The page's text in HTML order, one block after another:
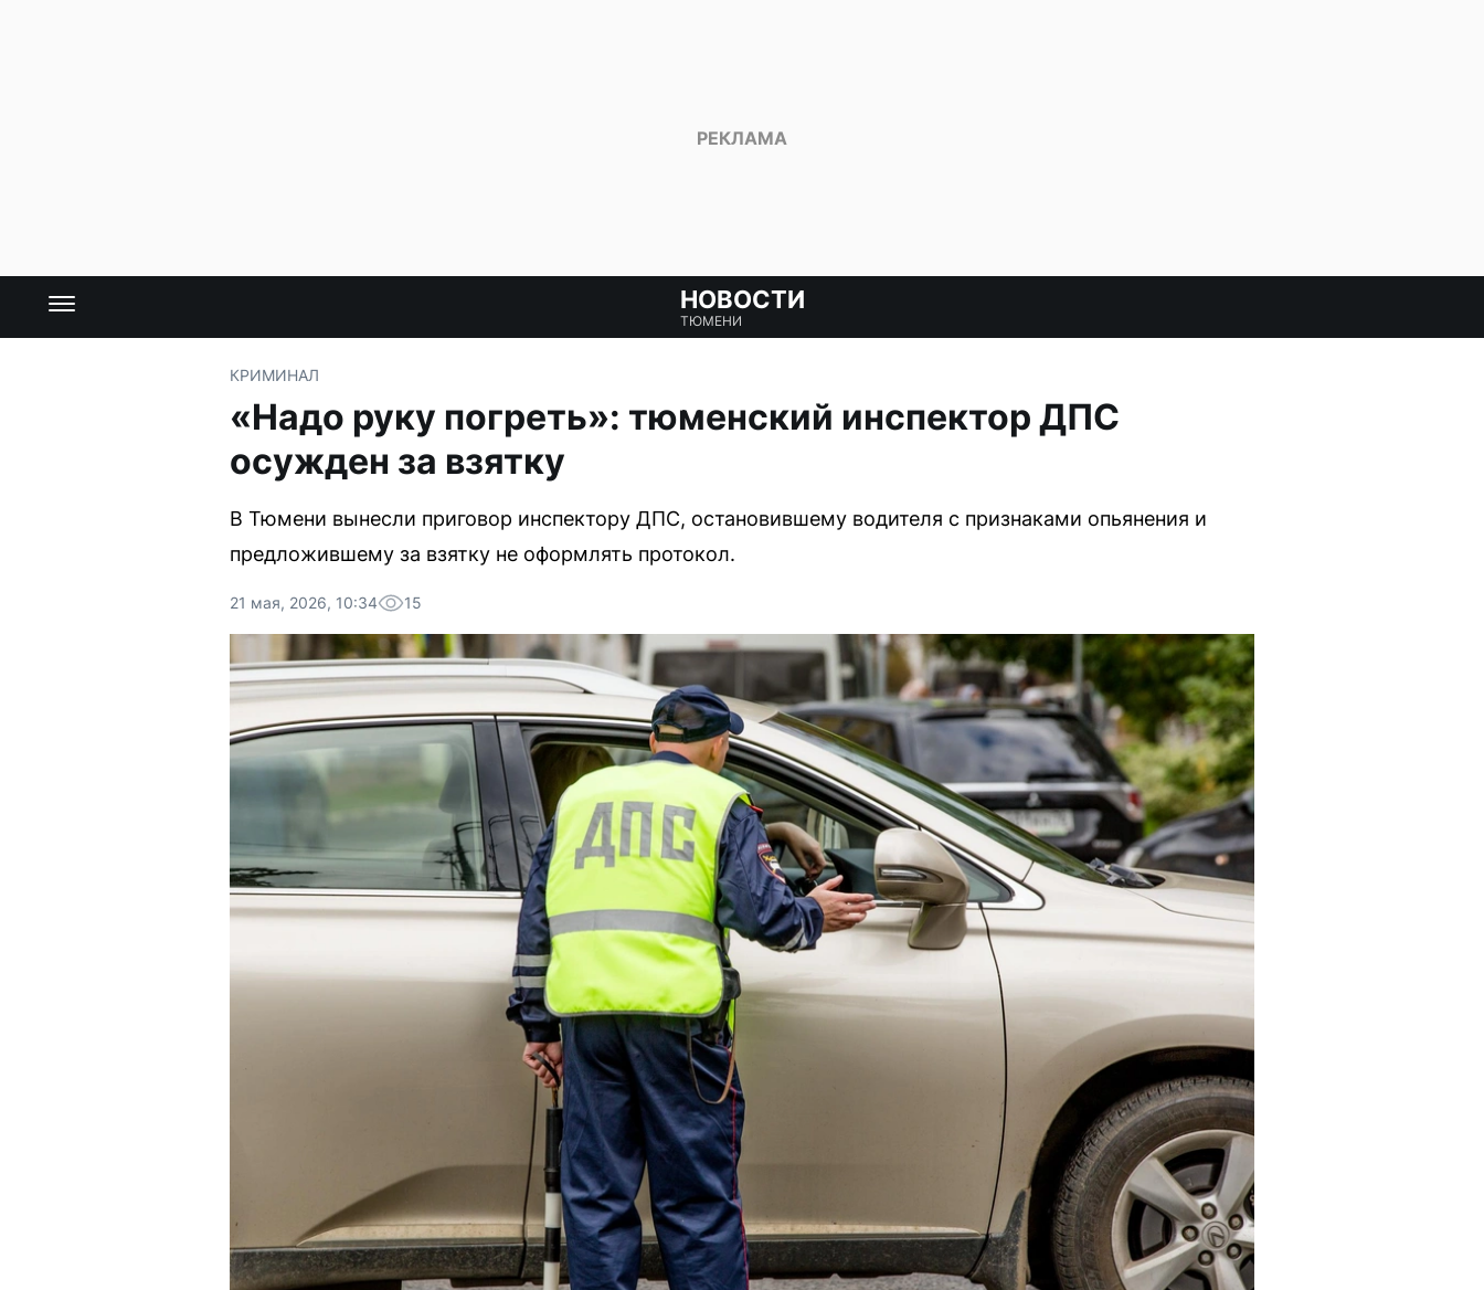
НОВОСТИ
ТЮМЕНИ
КРИМИНАЛ
«Надо руку погреть»: тюменский инспектор ДПС
осужден за взятку
В Тюмени вынесли приговор инспектору ДПС, остановившему водителя с признаками опьянения и
предложившему за взятку не оформлять протокол.
21 мая, 2026, 10:34 15